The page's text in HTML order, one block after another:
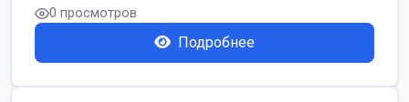
0 просмотров
Подробнее